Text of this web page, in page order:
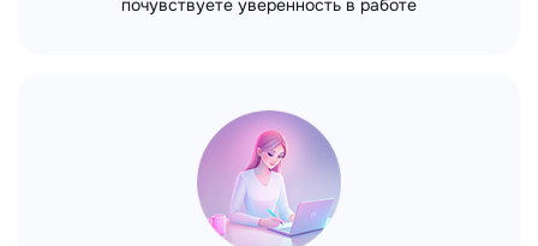
почувствуете уверенность в работе